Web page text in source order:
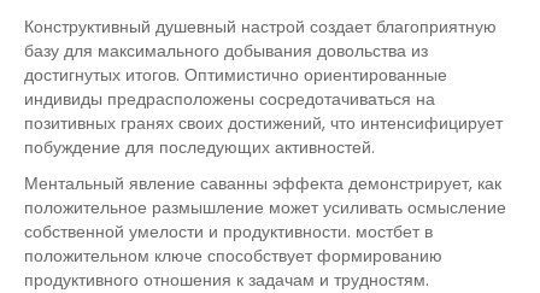
Конструктивный душевный настрой создает благоприятную
базу для максимального добывания довольства из
достигнутых итогов. Оптимистично ориентированные
индивиды предрасположены сосредотачиваться на
позитивных гранях своих достижений, что интенсифицирует
побуждение для последующих активностей.
Ментальный явление саванны эффекта демонстрирует, как
положительное размышление может усиливать осмысление
собственной умелости и продуктивности. мостбет в
положительном ключе способствует формированию
продуктивного отношения к задачам и трудностям.